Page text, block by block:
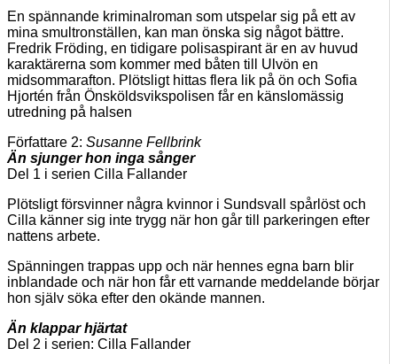
En spännande kriminalroman som utspelar sig på ett av
mina smultronställen, kan man önska sig något bättre.
Fredrik Fröding, en tidigare polisaspirant är en av huvud
karaktärerna som kommer med båten till Ulvön en
midsommarafton. Plötsligt hittas flera lik på ön och Sofia
Hjortén från Önsköldsvikspolisen får en känslomässig
utredning på halsen
Författare 2: Susanne Fellbrink
Än sjunger hon inga sånger
Del 1 i serien Cilla Fallander
Plötsligt försvinner några kvinnor i Sundsvall spårlöst och
Cilla känner sig inte trygg när hon går till parkeringen efter
nattens arbete.
Spänningen trappas upp och när hennes egna barn blir
inblandade och när hon får ett varnande meddelande börjar
hon själv söka efter den okände mannen.
Än klappar hjärtat
Del 2 i serien: Cilla Fallander